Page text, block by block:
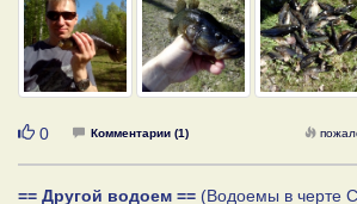
Нравится
0 Комментарии (1)
== Другой водоем == (Водоемы в черте